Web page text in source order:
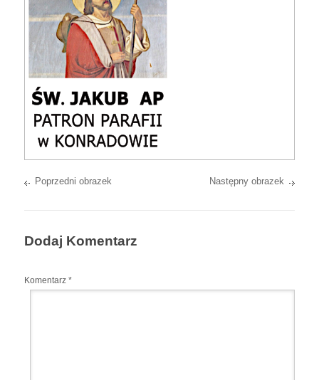
Poprzedni obrazek Następny obrazek
Dodaj Komentarz
Komentarz *